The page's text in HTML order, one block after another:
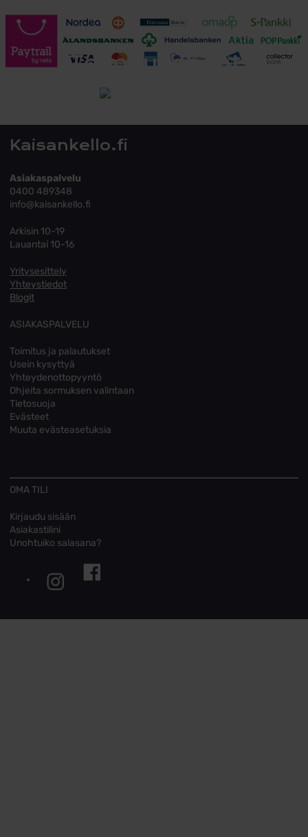
Toimitusehdot
Kaisankello.fi
Asiakaspalvelu
0400 489348
info@kaisankello.fi
Arkisin 10-19
Lauantai 10-16
Yritysesittely
Yhteystiedot
Blogit
ASIAKASPALVELU
Toimitus ja palautukset
Usein kysyttyä
Yhteydenottopyyntö
Ohjeita sormuksen valintaan
Tietosuoja
Evästeet
Muuta evästeasetuksia
OMA TILI
Kirjaudu sisään
Asiakastilini
Unohtuiko salasana?